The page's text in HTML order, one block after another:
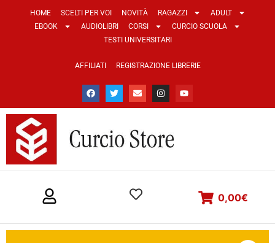
HOME SCELTI PER VOI NOVITÀ RAGAZZI
ADULT
EBOOK
AUDIOLIBRI CORSI
CURCIO SCUOLA
TESTI UNIVERSITARI
AFFILIATI REGISTRAZIONE LIBRERIE
0,00€